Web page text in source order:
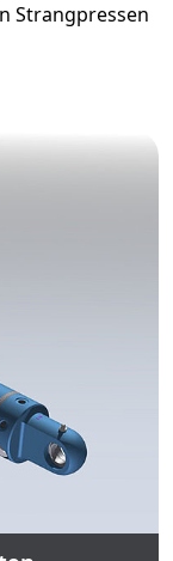
Strangpressen